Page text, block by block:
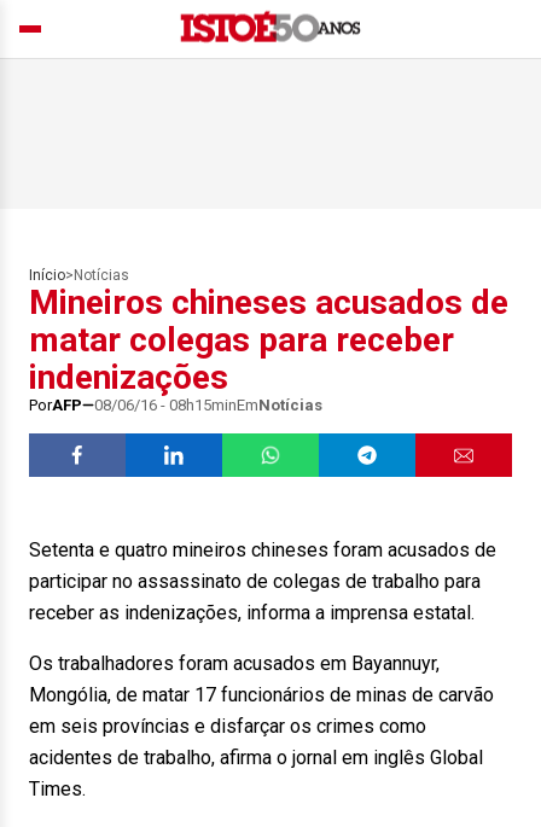
Início> Notícias
Mineiros chineses acusados de
matar colegas para receber
indenizações
PorAFP 08/06/16 - 08h15minEmNotícias
Setenta e quatro mineiros chineses foram acusados de
participar no assassinato de colegas de trabalho para
receber as indenizações, informa a imprensa estatal.
Os trabalhadores foram acusados em Bayannuyr,
Mongólia, de matar 17 funcionários de minas de carvão
em seis províncias e disfarçar os crimes como
acidentes de trabalho, afirma o jornal em inglês Global
Times.